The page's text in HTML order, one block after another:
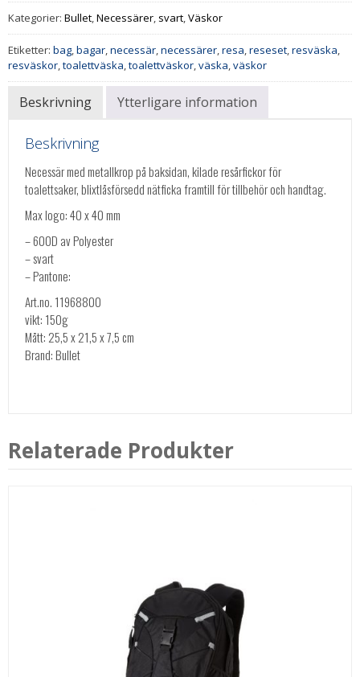
Kategorier: Bullet,Necessärer, svart,Väskor
Etiketter: bag,bagar,necessär,necessärer,resa,reseset,resväska,
resväskor,toalettväska,toalettväskor,väska,väskor
Beskrivning Ytterligare information
Beskrivning
Necessär med metallkrop på baksidan, kilade resårfickor för
toalettsaker, blixtlåsförsedd nätficka framtill för tillbehör och handtag.
Max logo: 40 x 40 mm
– 600D av Polyester
– svart
– Pantone:
Art.no. 11968800
vikt: 150g
Mått: 25,5 x 21,5 x 7,5 cm
Brand: Bullet
Relaterade Produkter